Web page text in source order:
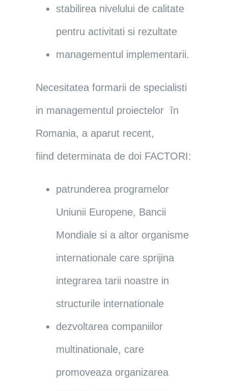
stabilirea nivelului de calitate
pentru activitati si rezultate
managementul implementarii.
Necesitatea formarii de specialisti
in managementul proiectelor ȋn
Romania, a aparut recent,
fiind determinata de doi FACTORI:
patrunderea programelor
Uniunii Europene, Bancii
Mondiale si a altor organisme
internationale care sprijina
integrarea tarii noastre in
structurile internationale
dezvoltarea companiilor
multinationale, care
promoveaza organizarea